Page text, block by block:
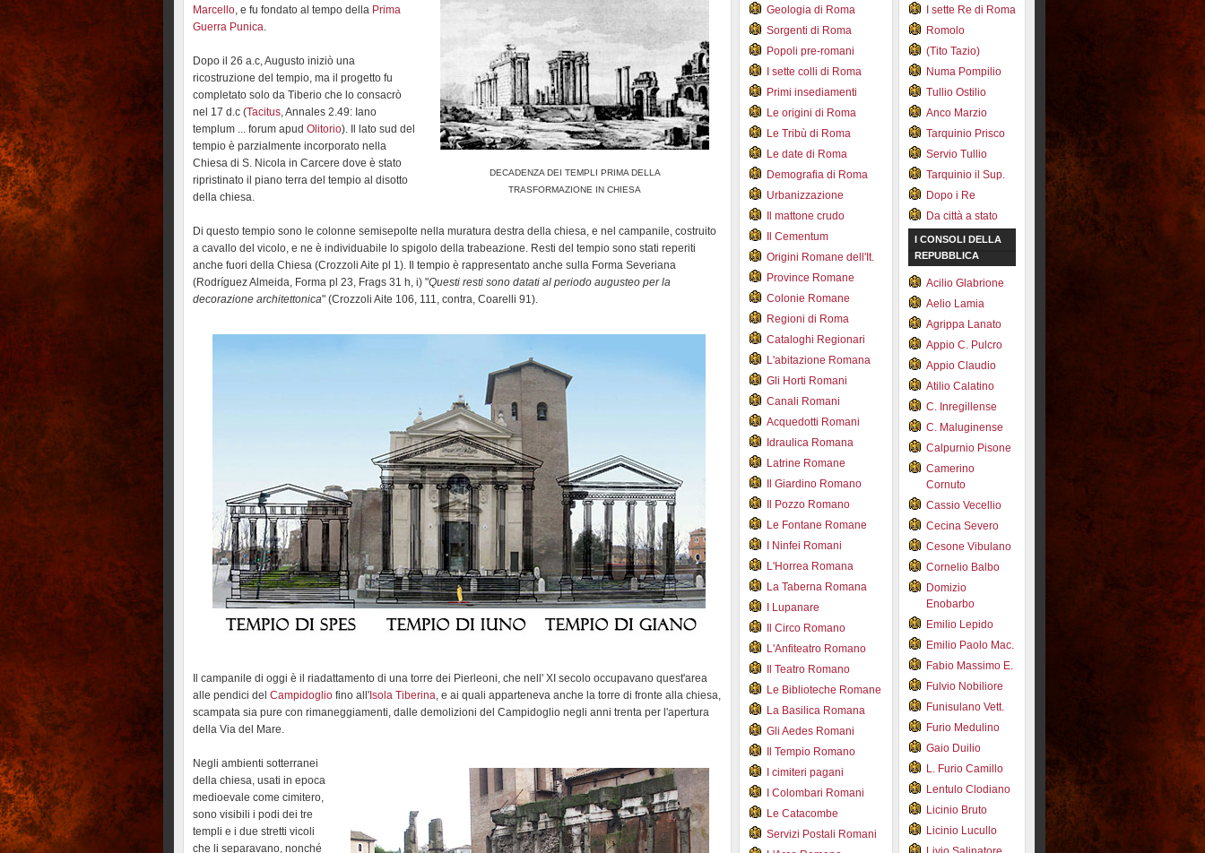
DECADENZA DEI TEMPLI PRIMA DELLA
TRASFORMAZIONE IN CHIESA
Marcello, e fu fondato al tempo della Prima
Guerra Punica.
Dopo il 26 a.c, Augusto iniziò una
ricostruzione del tempio, ma il progetto fu
completato solo da Tiberio che lo consacrò
nel 17 d.c (Tacitus, Annales 2.49: Iano
templum ... forum apud Olitorio). Il lato sud del
tempio è parzialmente incorporato nella
Chiesa di S. Nicola in Carcere dove è stato
ripristinato il piano terra del tempio al disotto
della chiesa.
Di questo tempio sono le colonne semisepolte nella muratura destra della chiesa, e nel campanile, costruito
a cavallo del vicolo, e ne è individuabile lo spigolo della trabeazione. Resti del tempio sono stati reperiti
anche fuori della Chiesa (Crozzoli Aite pl 1). Il tempio è rappresentato anche sulla Forma Severiana
(Rodríguez Almeida, Forma pl 23, Frags 31 h, i) "Questi resti sono datati al periodo augusteo per la
decorazione architettonica" (Crozzoli Aite 106, 111, contra, Coarelli 91).
Il campanile di oggi è il riadattamento di una torre dei Pierleoni, che nell' XI secolo occupavano quest'area
alle pendici del Campidoglio fino all' Isola Tiberina, e ai quali apparteneva anche la torre di fronte alla chiesa,
scampata sia pure con rimaneggiamenti, dalle demolizioni del Campidoglio negli anni trenta per l'apertura
della Via del Mare.
Negli ambienti sotterranei
della chiesa, usati in epoca
medioevale come cimitero,
sono visibili i podi dei tre
templi e i due stretti vicoli
che li separavano, nonché
Geologia di Roma
Sorgenti di Roma
Popoli pre-romani
I sette colli di Roma
Primi insediamenti
Le origini di Roma
Le Tribù di Roma
Le date di Roma
Demografia di Roma
Urbanizzazione
Il mattone crudo
Il Cementum
Origini Romane dell'It.
Province Romane
Colonie Romane
Regioni di Roma
Cataloghi Regionari
L'abitazione Romana
Gli Horti Romani
Canali Romani
Acquedotti Romani
Idraulica Romana
Latrine Romane
Il Giardino Romano
Il Pozzo Romano
Le Fontane Romane
I Ninfei Romani
L'Horrea Romana
La Taberna Romana
I Lupanare
Il Circo Romano
L'Anfiteatro Romano
Il Teatro Romano
Le Biblioteche Romane
La Basilica Romana
Gli Aedes Romani
Il Tempio Romano
I cimiteri pagani
I Colombari Romani
Le Catacombe
Servizi Postali Romani
I sette Re di Roma
Romolo
(Tito Tazio)
Numa Pompilio
Tullio Ostilio
Anco Marzio
Tarquinio Prisco
Servio Tullio
Tarquinio il Sup.
Dopo i Re
Da città a stato
I CONSOLI DELLA
REPUBBLICA
Acilio Glabrione
Aelio Lamia
Agrippa Lanato
Appio C. Pulcro
Appio Claudio
Atilio Calatino
C. Inregillense
C. Maluginense
Calpurnio Pisone
Camerino
Cornuto
Cassio Vecellio
Cecina Severo
Cesone Vibulano
Cornelio Balbo
Domizio
Enobarbo
Emilio Lepido
Emilio Paolo Mac.
Fabio Massimo E.
Fulvio Nobiliore
Funisulano Vett.
Furio Medulino
Gaio Duilio
L. Furio Camillo
Lentulo Clodiano
Licinio Bruto
Licinio Lucullo